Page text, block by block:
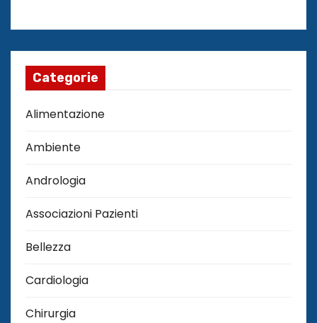
Categorie
Alimentazione
Ambiente
Andrologia
Associazioni Pazienti
Bellezza
Cardiologia
Chirurgia